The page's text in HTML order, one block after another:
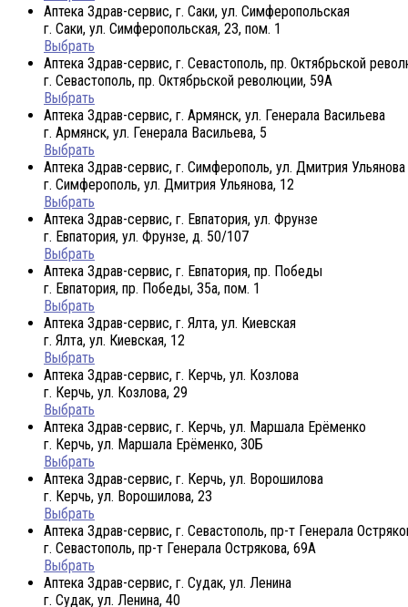
Аптека Здрав-сервис, г. Саки, ул. Симферопольская
г. Саки, ул. Симферопольская, 23, пом. 1
Выбрать
Аптека Здрав-сервис, г. Севастополь, пр. Октябрьской
г. Севастополь, пр. Октябрьской революции, 59А
Выбрать
Аптека Здрав-сервис, г. Армянск, ул. Генерала Васильева
г. Армянск, ул. Генерала Васильева, 5
Выбрать
Аптека Здрав-сервис, г. Симферополь, ул. Дмитрия Ульянова
г. Симферополь, ул. Дмитрия Ульянова, 12
Выбрать
Аптека Здрав-сервис, г. Евпатория, ул. Фрунзе
г. Евпатория, ул. Фрунзе, д. 50/107
Выбрать
Аптека Здрав-сервис, г. Евпатория, пр. Победы
г. Евпатория, пр. Победы, 35а, пом. 1
Выбрать
Аптека Здрав-сервис, г. Ялта, ул. Киевская
г. Ялта, ул. Киевская, 12
Выбрать
Аптека Здрав-сервис, г. Керчь, ул. Козлова
г. Керчь, ул. Козлова, 29
Выбрать
Аптека Здрав-сервис, г. Керчь, ул. Маршала Ерёменко
г. Керчь, ул. Маршала Ерёменко, 30Б
Выбрать
Аптека Здрав-сервис, г. Керчь, ул. Ворошилова
г. Керчь, ул. Ворошилова, 23
Выбрать
Аптека Здрав-сервис, г. Севастополь, пр-т Генерала
г. Севастополь, пр-т Генерала Острякова, 69А
Выбрать
Аптека Здрав-сервис, г. Судак, ул. Ленина
г. Судак, ул. Ленина, 40